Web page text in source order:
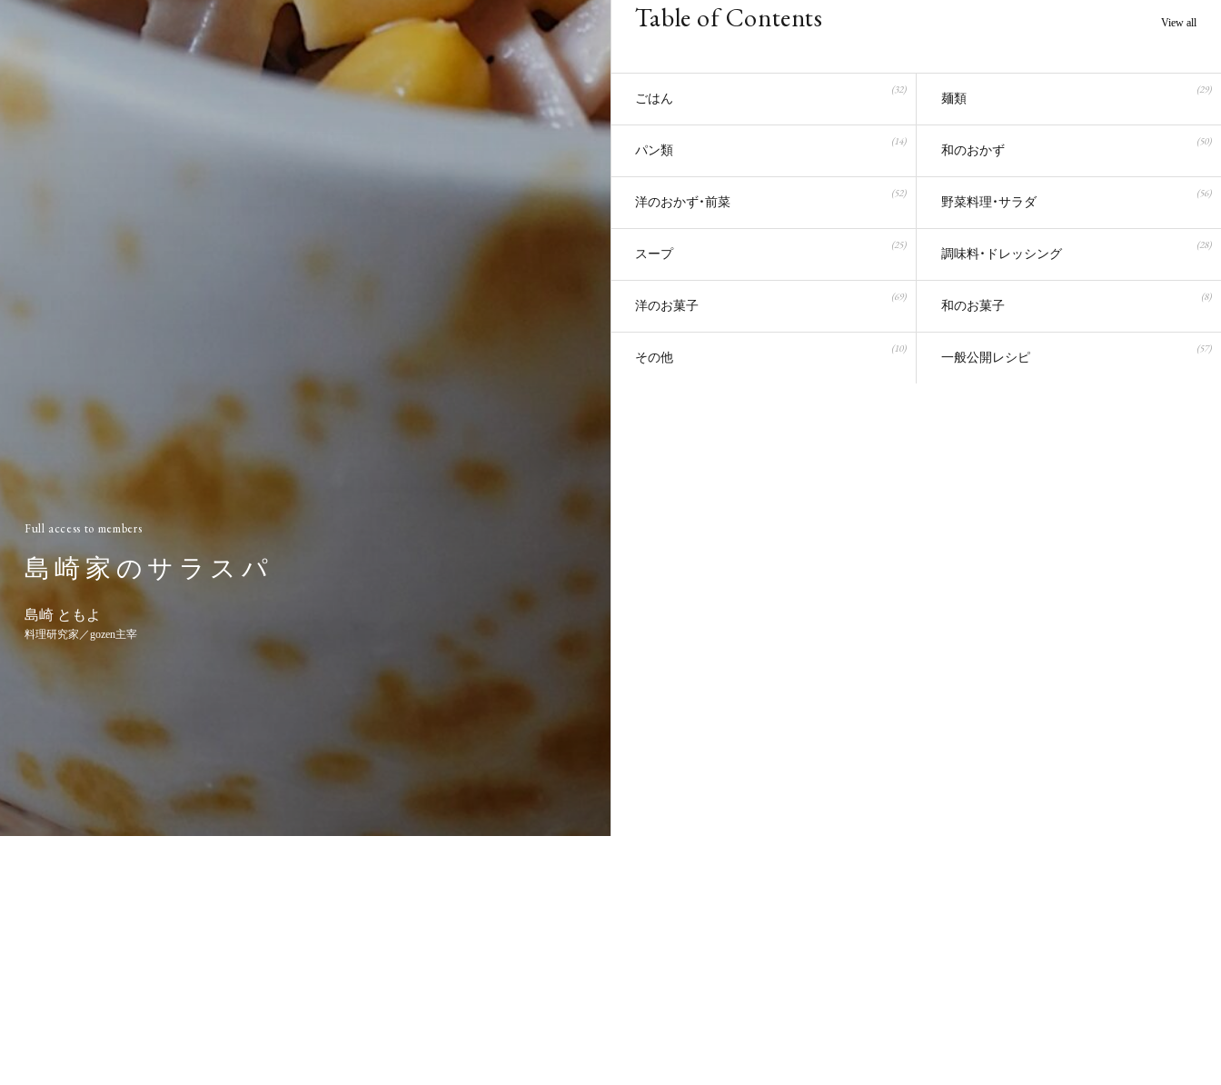
Full access to members
島崎家のサラスパ
島崎 ともよ
料理研究家／gozen主宰
Table of Contents View all
ごはん
(32)
麺類
(29)
パン類
(14)
和のおかず
(50)
洋のおかず・前菜
(52)
野菜料理・サラダ
(56)
スープ
(25)
調味料・ドレッシング
(28)
洋のお菓子
(69)
和のお菓子
(8)
その他
(10)
一般公開レシピ
(57)